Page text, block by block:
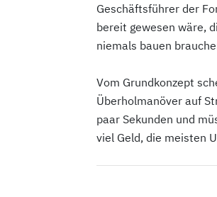
Geschäftsführer der
bereit gewesen wäre,
niemals bauen
Vom Grundkonzept
Überholmanöver auf
paar Sekunden und
viel Geld, die meisten